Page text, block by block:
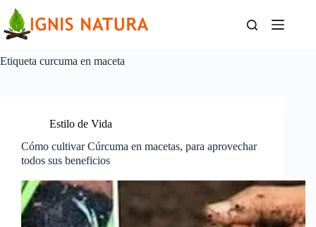
contenido
Etiqueta curcuma en maceta
Estilo de Vida
Cómo cultivar Cúrcuma en macetas, para aprovechar
todos sus beneficios